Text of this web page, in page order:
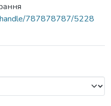
787878787/5228